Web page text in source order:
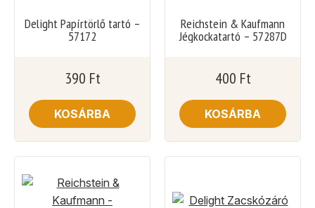
Delight Papírtörlő tartó –
57172
390 Ft
KOSÁRBA
Reichstein & Kaufmann
Jégkockatartó – 57287D
400 Ft
KOSÁRBA